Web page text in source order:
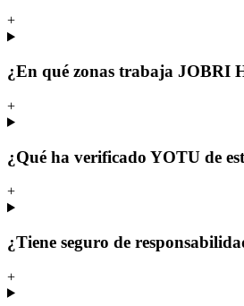
+
¿En qué zonas trabaja JOBRI
+
¿Qué ha verificado YOTU de
+
¿Tiene seguro de
+